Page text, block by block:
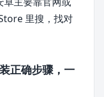
里搜，找对
正确步骤，一